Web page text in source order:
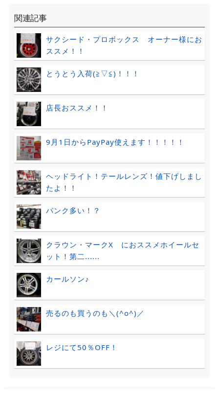
関連記事
サクシード・プロボックス オーナー様にお
ススメ！！
とうとう入荷(≧▽≦)！！！
店長おススメ！！
9月1日からPayPay使えます！！！！！
ヘッドライト！テールレンズ！値下げしまし
たよ！！
パンク多い！？
クラウン・マークX におススメホイールセ
ット！第二......
カールソン♪
売るのも買うのも＼(^o^)／
レジにて50％OFF！